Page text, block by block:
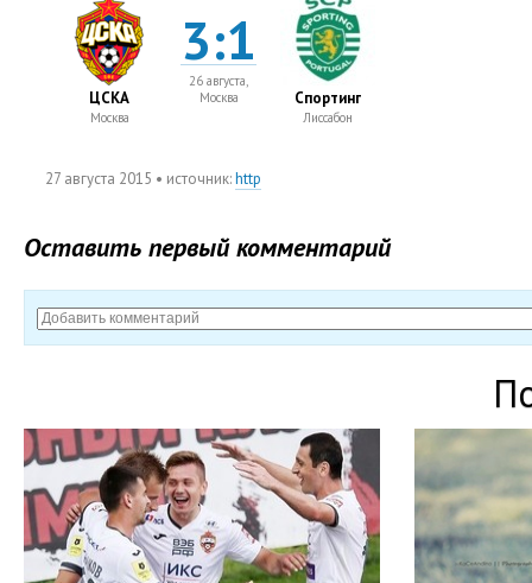
ЦСКА
Москва
3:1
26 августа,
Москва
Спортинг
Лиссабон
27 августа 2015 • источник:http
Оставить первый комментарий